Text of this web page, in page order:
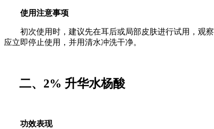
使用注意事项
初次使用时，建议先在耳后或局部皮肤进行试用，观察
应立即停止使用，并用清水冲洗干净。
二、 2% 升华水杨酸
功效表现